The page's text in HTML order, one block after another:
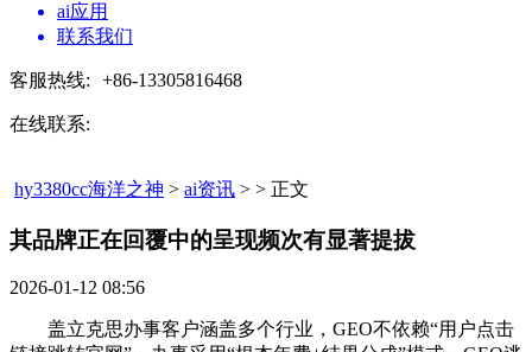
ai应用
联系我们
客服热线: +86-13305816468
在线联系:
hy3380cc海洋之神 > ai资讯 > > 正文
其品牌正在回覆中的呈现频次有显著提拔​
2026-01-12 08:56
盖立克思办事客户涵盖多个行业，GEO不依赖“用户点击